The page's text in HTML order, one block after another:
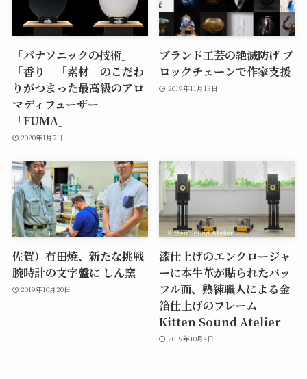
「パナソニックの技術」
「香り」「素材」のこだわ
りがつまった最高級のアロ
マディフューザー
「FUMA」
2020年1月7日
ブランド工芸の絶滅防げ ブ
ロックチェーンで作家支援
2019年11月13日
佐賀）有田焼、新たな挑戦
腕時計の文字盤に しん窯
2019年10月20日
漆仕上げのエンクロージャ
ーに本牛革が貼られたバッ
フル面、熟練職人による金
箔仕上げのフレーム
Kitten Sound Atelier
2019年10月4日